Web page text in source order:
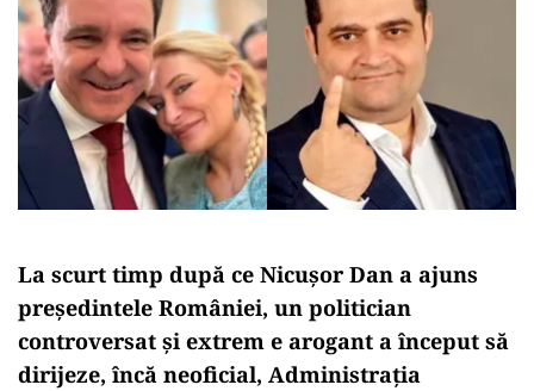
La scurt timp după ce Nicușor Dan a ajuns
președintele României, un politician
controversat și extrem e arogant a început să
dirijeze, încă neoficial, Administrația